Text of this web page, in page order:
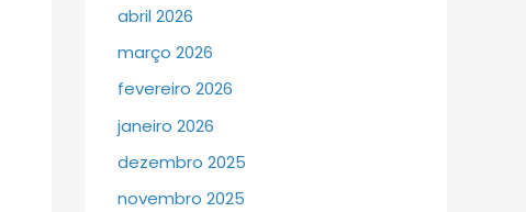
abril 2026
março 2026
fevereiro 2026
janeiro 2026
dezembro 2025
novembro 2025